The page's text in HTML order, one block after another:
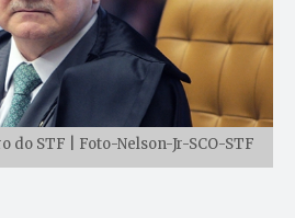
do STF | Foto-Nelson-Jr-SCO-STF